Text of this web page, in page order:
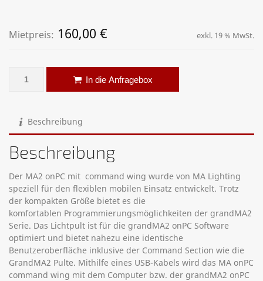
Mietpreis: 160,00 € exkl. 19 % MwSt.
DMX Controller – GrandMA2 onPC Menge
In die Anfragebox
Beschreibung
Beschreibung
Der MA2 onPC mit command wing wurde von MA Lighting
speziell für den flexiblen mobilen Einsatz entwickelt. Trotz
der kompakten Größe bietet es die
komfortablen Programmierungsmöglichkeiten der grandMA2
Serie. Das Lichtpult ist für die grandMA2 onPC Software
optimiert und bietet nahezu eine identische
Benutzeroberfläche inklusive der Command Section wie die
GrandMA2 Pulte. Mithilfe eines USB-Kabels wird das MA onPC
command wing mit dem Computer bzw. der grandMA2 onPC